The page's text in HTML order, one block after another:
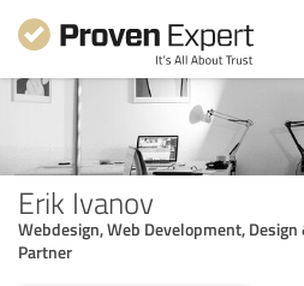
Erik Ivanov
Webdesign, Web Development,
Partner